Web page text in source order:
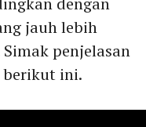
jauh lebih
penjelasan
berikut ini.